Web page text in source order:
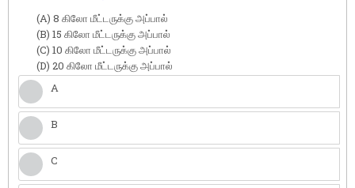
(A) 8 கிலோ மீட்டருக்கு அப்பால்
(B) 15 கிலோ மீட்டருக்கு அப்பால்
(C) 10 கிலோ மீட்டருக்கு அப்பால்
(D) 20 கிலோ மீட்டருக்கு அப்பால்
A
B
C